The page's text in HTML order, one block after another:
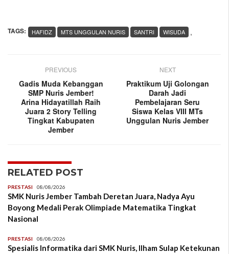
TAGS: ,
HAFIDZ MTS UNGGULAN NURIS SANTRI WISUDA
PREVIOUS
Gadis Muda Kebanggan
SMP Nuris Jember!
Arina Hidayatillah Raih
Juara 2 Story Telling
Tingkat Kabupaten
Jember
NEXT
Praktikum Uji Golongan
Darah Jadi
Pembelajaran Seru
Siswa Kelas VIII MTs
Unggulan Nuris Jember
RELATED POST
PRESTASI 08/08/2026
SMK Nuris Jember Tambah Deretan Juara, Nadya Ayu
Boyong Medali Perak Olimpiade Matematika Tingkat
Nasional
PRESTASI 08/08/2026
Spesialis Informatika dari SMK Nuris, Ilham Sulap Ketekunan